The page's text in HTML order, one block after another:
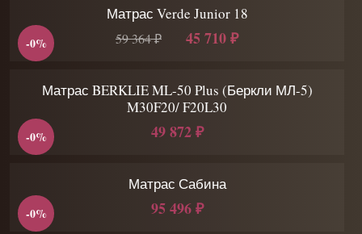
Матрас Verde Junior 18
59 364 ₽ 45 710 ₽
-0%
Матрас BERKLIE ML-50 Plus (Беркли МЛ-5)
M30F20/ F20L30
49 872 ₽
-0%
Матрас Сабина
95 496 ₽
-0%